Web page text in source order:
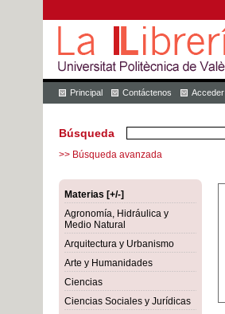
Principal Contáctenos Acceder
Búsqueda
>> Búsqueda avanzada
Materias [+/-]
Agronomía, Hidráulica y
Medio Natural
Arquitectura y Urbanismo
Arte y Humanidades
Ciencias
Ciencias Sociales y Jurídicas